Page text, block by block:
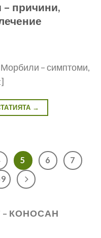
причини,
– симптоми,
→
5 6
7
КОНОСАН